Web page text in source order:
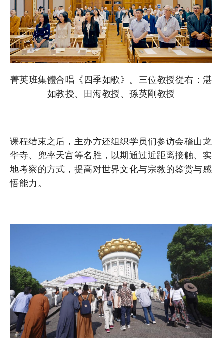
菁英班集體合唱《四季如歌》。三位教授從右：湛
如教授、田海教授、孫英剛教授
课程结束之后，主办方还组织学员们参访会稽山龙
华寺、兜率天宫等名胜，以期通过近距离接触、实
地考察的方式，提高对世界文化与宗教的鉴赏与感
悟能力。